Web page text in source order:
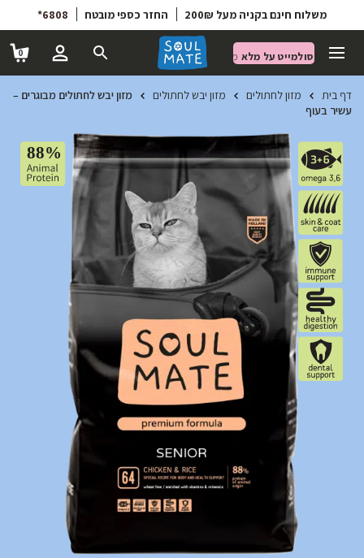
משלוח חינם בקניה מעל 200₪ החזר כספי מובטח 6808*
סולמייט על מלא מועדון הטבות 0
דף בית מזון לחתולים מזון יבש לחתולים
מזון יבש לחתולים מבוגרים –
עשיר בעוף